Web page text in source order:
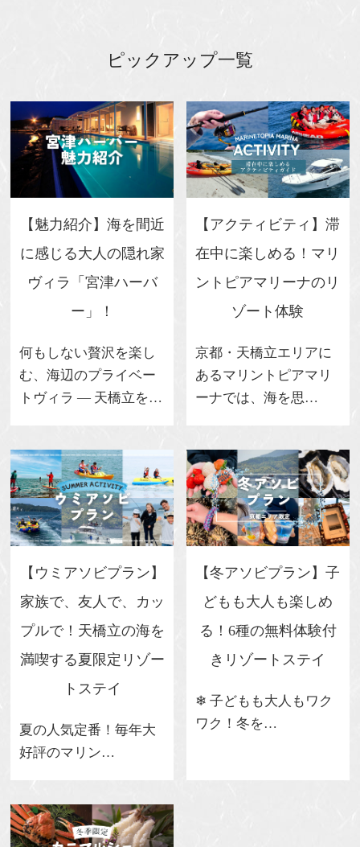
ピックアップ一覧
【魅力紹介】海を間近
に感じる大人の隠れ家
ヴィラ「宮津ハーバ
ー」！
何もしない贅沢を楽し
む、海辺のプライベー
トヴィラ ― 天橋立を…
【アクティビティ】滞
在中に楽しめる！マリ
ントピアマリーナのリ
ゾート体験
京都・天橋立エリアに
あるマリントピアマリ
ーナでは、海を思…
【ウミアソビプラン】
家族で、友人で、カッ
プルで！天橋立の海を
満喫する夏限定リゾー
トステイ
夏の人気定番！毎年大
好評のマリン…
【冬アソビプラン】子
どもも大人も楽しめ
る！6種の無料体験付
きリゾートステイ
❄ 子どもも大人もワク
ワク！冬を…